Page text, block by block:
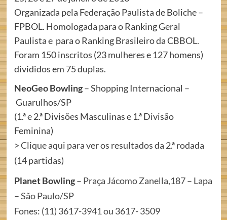
Organizada pela Federação Paulista de Boliche –
FPBOL. Homologada para o Ranking Geral
Paulista e para o Ranking Brasileiro da CBBOL.
Foram 150 inscritos (23 mulheres e 127 homens)
divididos em 75 duplas.
NeoGeo Bowling– Shopping Internacional –
Guarulhos/SP
(1.ª e 2.ª Divisões Masculinas e 1.ª Divisão
Feminina)
>Clique aqui para ver os resultados da 2.ª rodada
(14 partidas)
Planet Bowling– Praça Jácomo Zanella,187 – Lapa
– São Paulo/SP
Fones: (11) 3617-3941 ou 3617- 3509